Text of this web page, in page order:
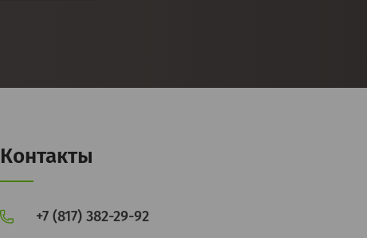
Контакты
+7 (817) 382-29-92